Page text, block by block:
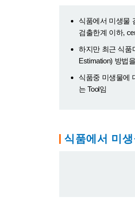
식품에서 미생물
검출한계 이하,
하지만 최근 식품
Estimation) 방법
식품중 미생물에
는 Tool임
식품에서 미